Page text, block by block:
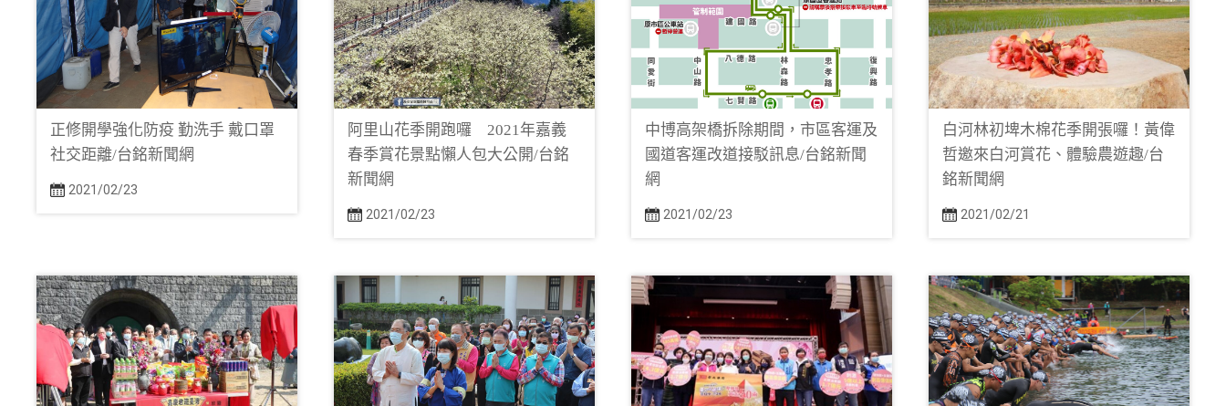
正修開學強化防疫 勤洗手 戴口罩
社交距離/台銘新聞網
2021/02/23
阿里山花季開跑囉 2021年嘉義
春季賞花景點懶人包大公開/台銘
新聞網
2021/02/23
中博高架橋拆除期間，市區客運及
國道客運改道接駁訊息/台銘新聞
網
2021/02/23
白河林初埤木棉花季開張囉！黃偉
哲邀來白河賞花、體驗農遊趣/台
銘新聞網
2021/02/21